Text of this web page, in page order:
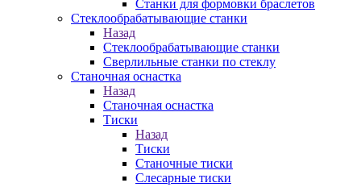
Станки для формовки браслетов
Стеклообрабатывающие станки
Назад
Стеклообрабатывающие станки
Сверлильные станки по стеклу
Станочная оснастка
Назад
Станочная оснастка
Тиски
Назад
Тиски
Станочные тиски
Слесарные тиски